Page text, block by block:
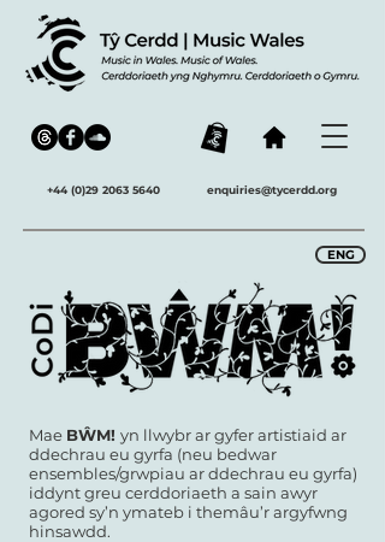
+44 (0)29 2063 5640 enquiries@tycerdd.org
ENG
Mae BŴM! yn llwybr ar gyfer artistiaid ar
ddechrau eu gyrfa (neu bedwar
ensembles/grwpiau ar ddechrau eu gyrfa)
iddynt greu cerddoriaeth a sain awyr
agored sy’n ymateb i themâu’r argyfwng
hinsawdd.